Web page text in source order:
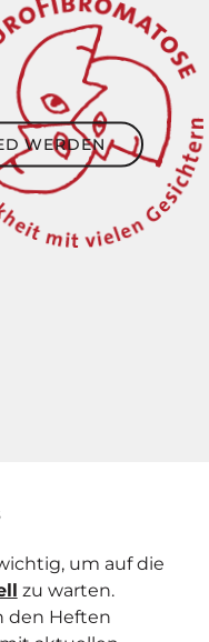
WERDEN
um auf die
zu warten.
den Heften